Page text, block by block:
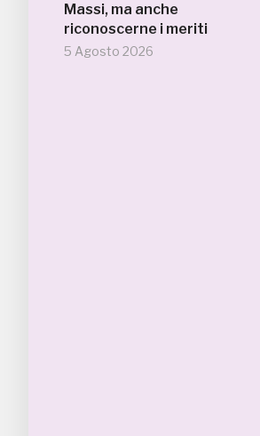
Massi, ma anche
riconoscerne i meriti
5 Agosto 2026